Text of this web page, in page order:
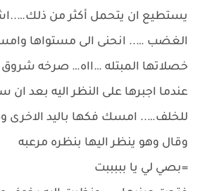
يستطيع ان يتحمل أكثر من
الغضب ….. انحنى الى مستواها
خصلاتها المبتله …ااه… صرخه شروق
عندما اجبرها على النظر اليه بعد
للخلف….. امسك فكها باليد الاخرى
وقال وهو ينظر اليها بنظره مرعبه
=بصي لي يا بببببت